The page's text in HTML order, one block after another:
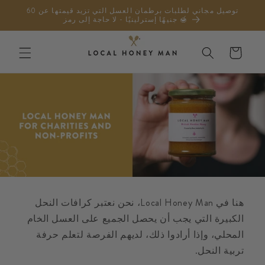
الى
توصيل مجاني لطلبات برطمان العسل التي تزيد قيمتها عن 60
جنيهًا إسترلينيًا - لا حاجة إلى رمز 🍯
عربة
التسوق
هنا في Local Honey Man، نحن نعتبر كرافات النحل
الكبيرة التي يجب أن يحصل الجميع على العسل الخام
المحلي، وإذا أرادوا ذلك، لديهم الفرصة لتعلم حرفة
تربية النحل.